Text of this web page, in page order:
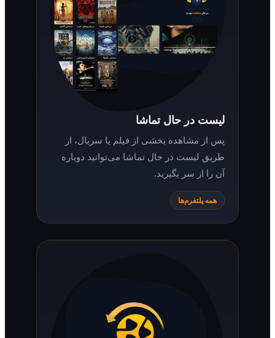
لیست در حال تماشا
پس از مشاهده بخشی از فیلم یا سریال، از
طریق لیست در حال تماشا می‌توانید دوباره
آن را از سر بگیرید.
همه پلتفرم‌ها